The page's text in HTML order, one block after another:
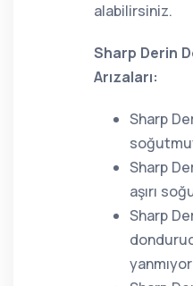
alabilirsiniz.
Sharp Derin
Arızaları:
Sharp
Sharp
aşırı
Sharp
yanmıyor